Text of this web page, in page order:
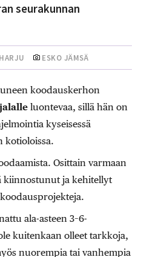
seurakunnan
ESKO JÄMSÄ
koodauskerhon
luontevaa, sillä hän on
kyseisessä
kotioloissa.
Osittain varmaan
kiinnostunut ja kehitellyt
ala-asteen 3–6-
kuitenkaan olleet tarkkoja,
nuorempia tai vanhempia